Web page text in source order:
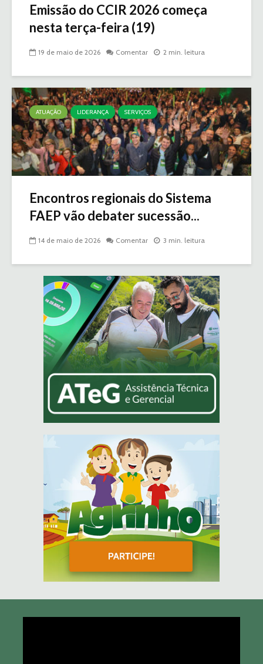
Emissão do CCIR 2026 começa
nesta terça-feira (19)
19 de maio de 2026 Comentar 2 min. leitura
ATUAÇÃO LIDERANÇA SERVIÇOS
Encontros regionais do Sistema
FAEP vão debater sucessão...
14 de maio de 2026 Comentar 3 min. leitura